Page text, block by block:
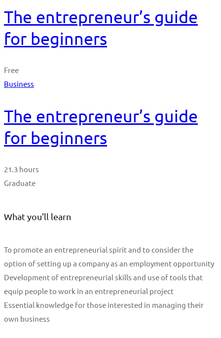
The entrepreneur’s guide
for beginners
Free
Business
The entrepreneur’s guide
for beginners
21.3 hours
Graduate
What you'll learn
To promote an entrepreneurial spirit and to consider the
option of setting up a company as an employment opportunity
Development of entrepreneurial skills and use of tools that
equip people to work in an entrepreneurial project
Essential knowledge for those interested in managing their
own business